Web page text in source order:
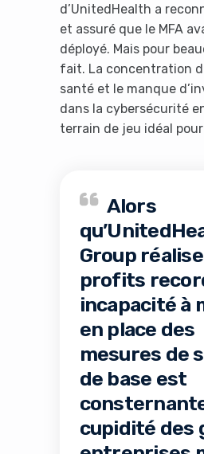
d’UnitedHealth a
et assuré que le MFA
déployé. Mais pour
fait. La concentration
santé et le manque
dans la cybersécurité
terrain de jeu idéal
Alors
Group
profits
incapacité à
en place des
mesures de
de base est
cupidité des
It looks
using an